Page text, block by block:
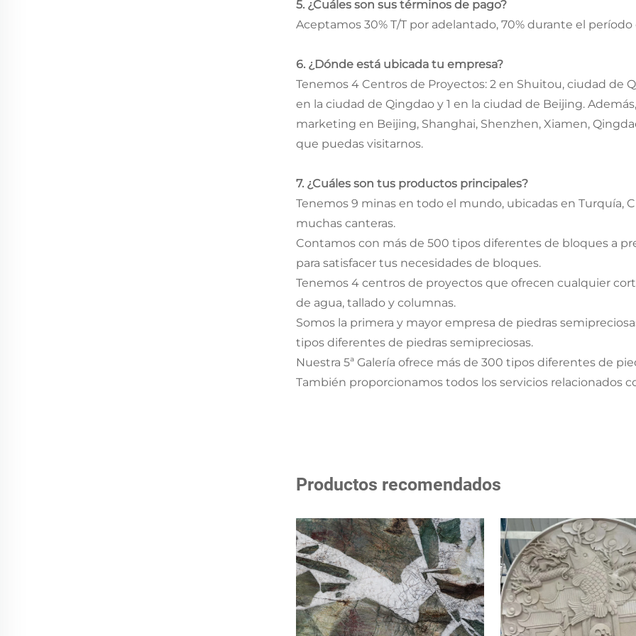
5. ¿Cuáles son sus términos de pago?
Aceptamos 30% T/T por adelantado, 70% durante el
6. ¿Dónde está ubicada tu empresa?
Tenemos 4 Centros de Proyectos: 2 en Shuitou, ciudad de
en la ciudad de Qingdao y 1 en la ciudad de Beijing.
marketing en Beijing, Shanghai, Shenzhen, Xiamen,
que puedas visitarnos.
7. ¿Cuáles son tus productos principales?
Tenemos 9 minas en todo el mundo, ubicadas en Turquía,
muchas canteras.
Contamos con más de 500 tipos diferentes de bloques a
para satisfacer tus necesidades de bloques.
Tenemos 4 centros de proyectos que ofrecen cualquier
de agua, tallado y columnas.
Somos la primera y mayor empresa de piedras
tipos diferentes de piedras semipreciosas.
Nuestra 5ª Galería ofrece más de 300 tipos diferentes de
También proporcionamos todos los servicios relacionados
Productos recomendados